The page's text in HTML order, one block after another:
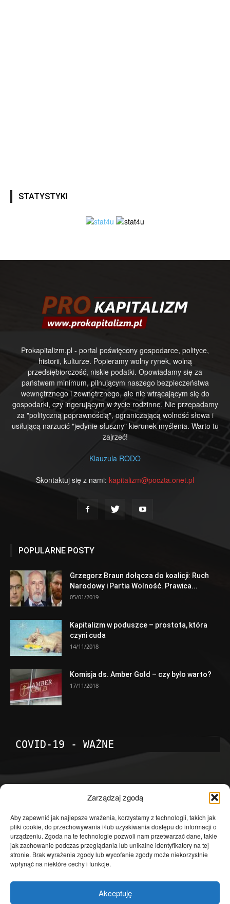
Zarządzaj zgodą
Aby zapewnić jak najlepsze wrażenia, korzystamy z technologii, takich jak
pliki cookie, do przechowywania i/lub uzyskiwania dostępu do informacji o
urządzeniu. Zgoda na te technologie pozwoli nam przetwarzać dane, takie
jak zachowanie podczas przeglądania lub unikalne identyfikatory na tej
stronie. Brak wyrażenia zgody lub wycofanie zgody może niekorzystnie
wpłynąć na niektóre cechy i funkcje.
Akceptuję
STATYSTYKI
Prokapitalizm.pl - portal poświęcony gospodarce, polityce,
historii, kulturze. Popieramy wolny rynek, wolną
przedsiębiorczość, niskie podatki. Opowiadamy się za
państwem minimum, pilnującym naszego bezpieczeństwa
wewnętrznego i zewnętrznego, ale nie wtrącającym się do
gospodarki, czy ingerującym w życie rodzinne. Nie przepadamy
za "polityczną poprawnością", ograniczającą wolność słowa i
usiłującą narzucić "jedynie słuszny" kierunek myślenia. Warto tu
zajrzeć!
Klauzula RODO
Skontaktuj się z nami: kapitalizm@poczta.onet.pl
POPULARNE POSTY
Grzegorz Braun dołącza do koalicji: Ruch
Narodowy i Partia Wolność. Prawica...
05/01/2019
Kapitalizm w poduszce – prostota, która
czyni cuda
14/11/2018
Komisja ds. Amber Gold – czy było warto?
17/11/2018
COVID-19 - WAŻNE
Temat dnia
4601
Publicystyka
4363
Polityka
3639
Polska
Społeczeństwo
2823